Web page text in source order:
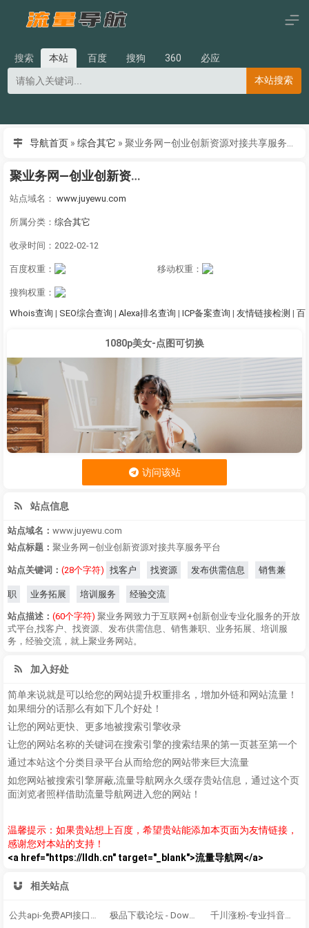
搜索 本站 百度 搜狗 360
必应
本站搜索
导航首页 » 综合其它 »
聚业务网—创业创新资源对接共享服务平台
站点域名： www.juyewu.com
所属分类： 综合其它
收录时间：2022-02-12
百度权重： 移动权重：
搜狗权重：
Whois查询 | SEO综合查询 | Alexa排名查询 | ICP备案查询 | 友情链接检测 | 百
1080p美女-点图可切换
访问该站
站点信息
站点域名： www.juyewu.com
站点标题： 聚业务网—创业创新资源对接共享服务平台
站点关键词： (28个字符) 找客户 找资源 发布供需信息 销售兼
职 业务拓展 培训服务 经验交流
站点描述： (60个字符) 聚业务网致力于互联网+创新创业专业化服务的开放
式平台,找客户、找资源、发布供需信息、销售兼职、业务拓展、培训服
务，经验交流，就上聚业务网站。
加入好处
简单来说就是可以给您的网站提升权重排名，增加外链和网站流量！
如果细分的话那么有如下几个好处！
让您的网站更快、更多地被搜索引擎收录
让您的网站名称的关键词在搜索引擎的搜索结果的第一页甚至第一个
通过本站这个分类目录平台从而给您的网站带来巨大流量
如您网站被搜索引擎屏蔽,流量导航网永久缓存贵站信息，通过这个页
面浏览者照样借助流量导航网进入您的网站！
温馨提示：如果贵站想上百度，希望贵站能添加本页面为友情链接，
感谢您对本站的支持！
<a href="https://lldh.cn" target="_blank">流量导航网</a>
相关站点
极品下载论坛 - Down512.COM 千川涨粉-专业抖音涨粉｜千川投流涨粉源头｜抖音有效粉